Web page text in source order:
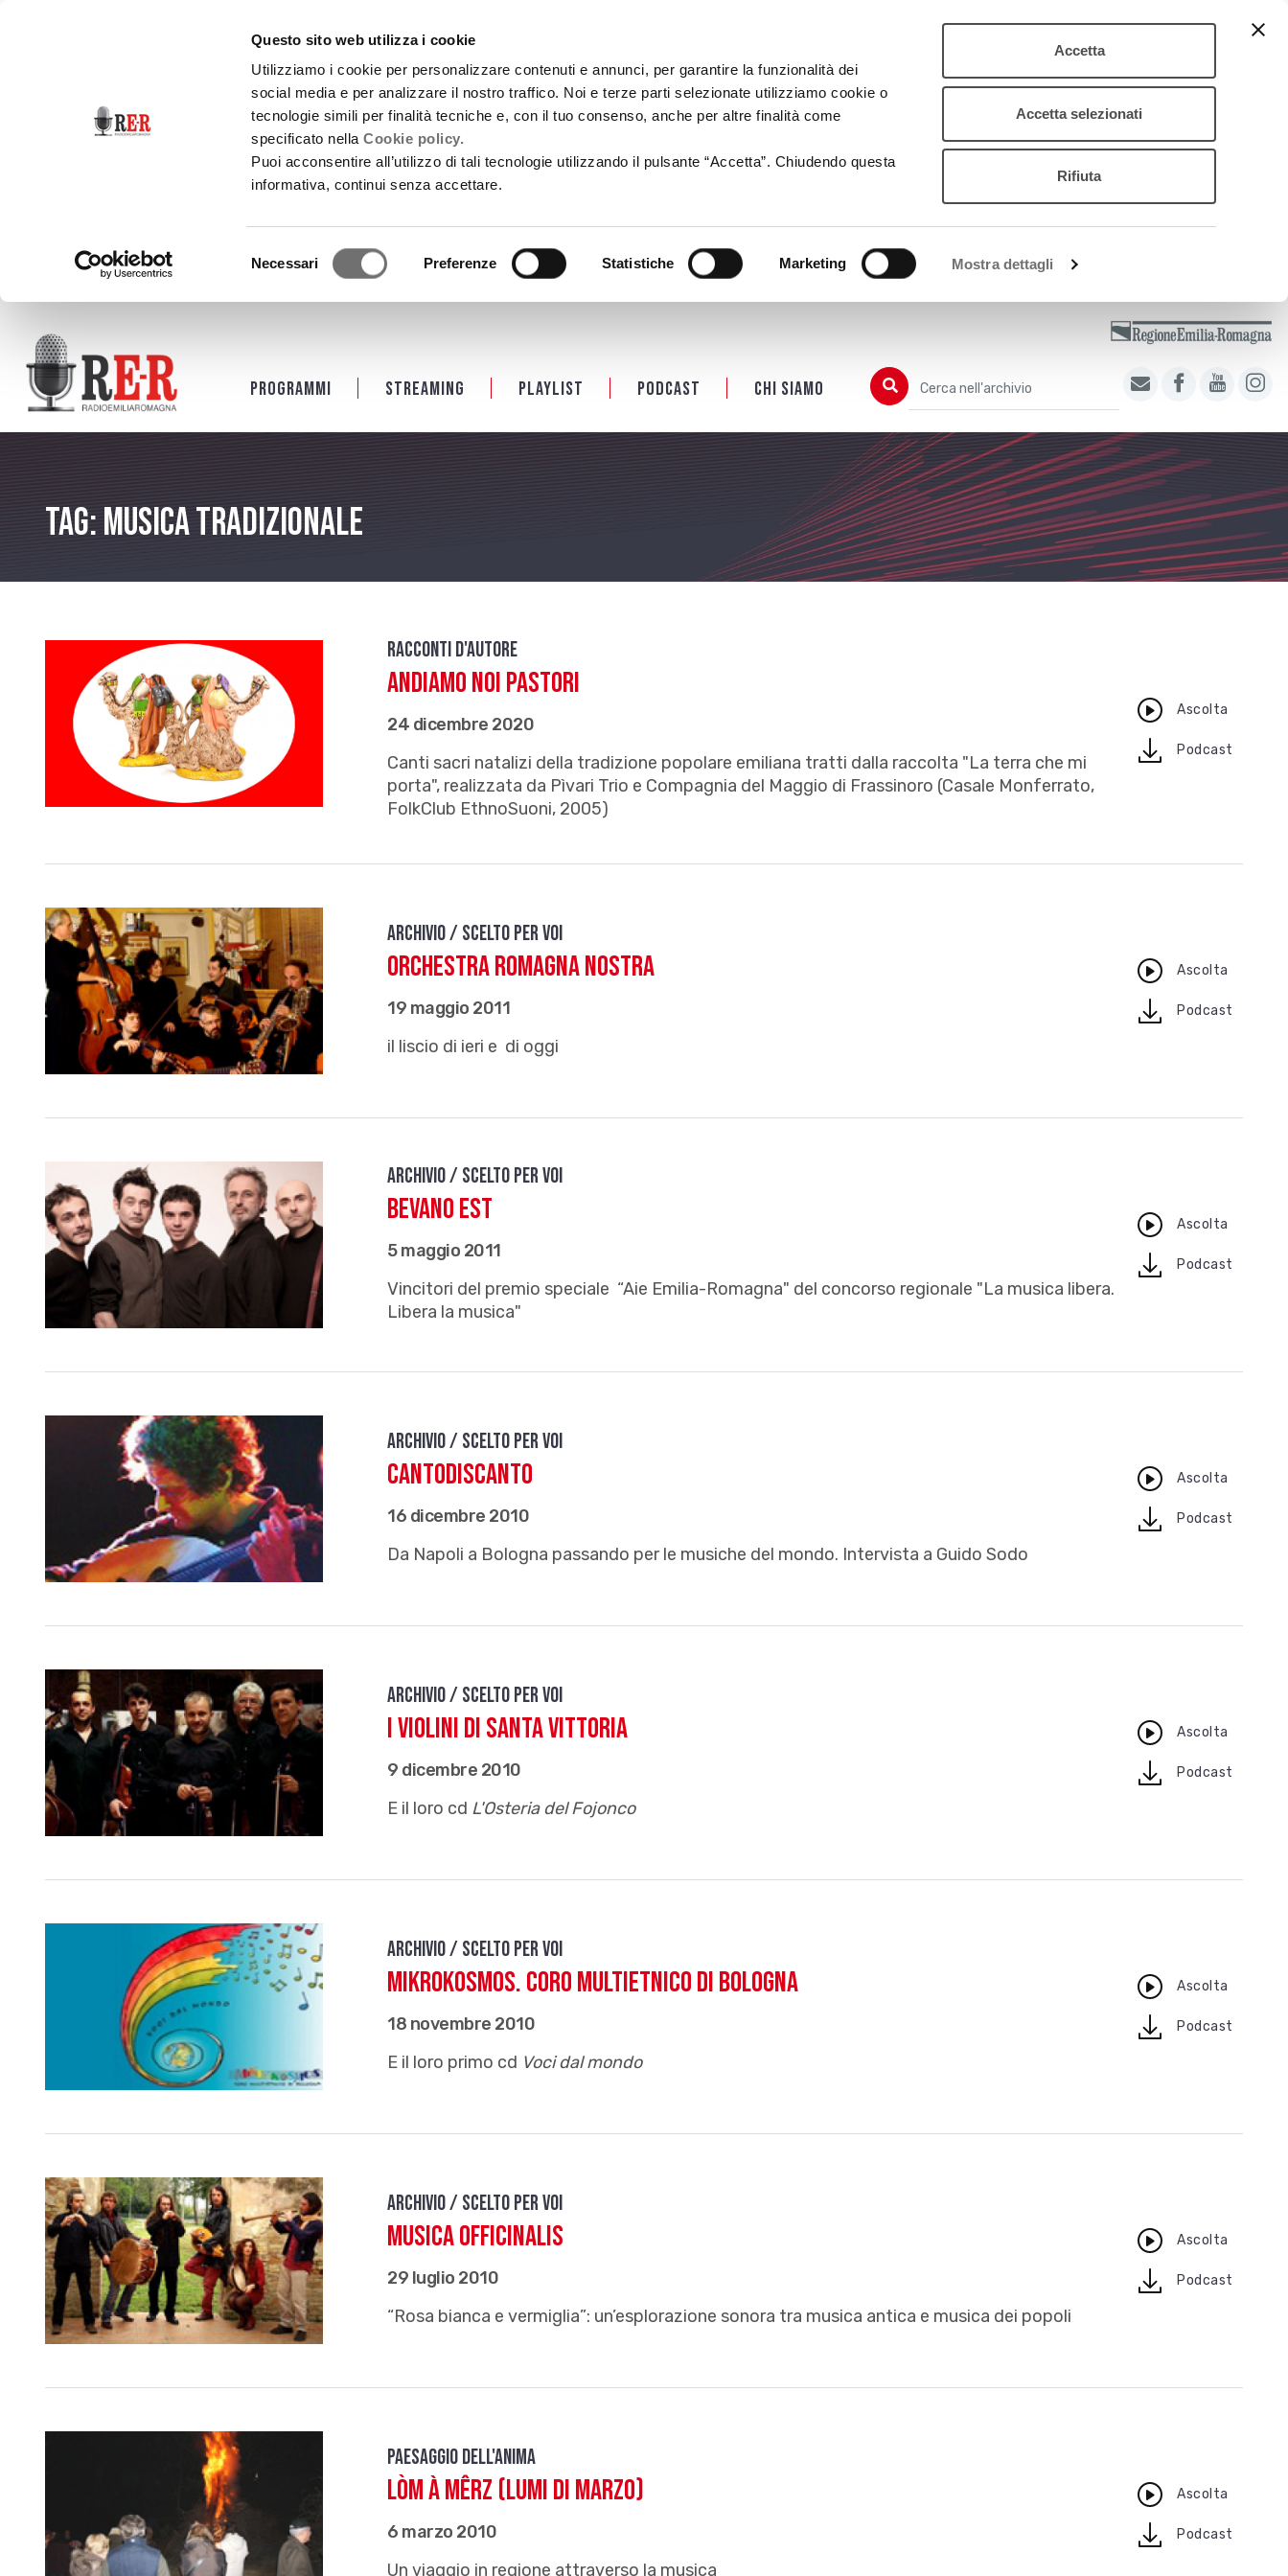
Questo sito web utilizza i cookie
Utilizziamo i cookie per personalizzare contenuti e annunci, per garantire la funzionalità dei
social media e per analizzare il nostro traffico. Noi e terze parti selezionate utilizziamo cookie o
tecnologie simili per finalità tecniche e, con il tuo consenso, anche per altre finalità come
specificato nellaCookie policy.
Puoi acconsentire all’utilizzo di tali tecnologie utilizzando il pulsante “Accetta”. Chiudendo questa
informativa, continui senza accettare.
Necessari Preferenze Statistiche Marketing Mostra dettagli
Accetta
Accetta selezionati
Rifiuta
Programmi Streaming Playlist PODCAST Chi siamo Cerca
Cerca nell'archivio
Tag: musica tradizionale
Racconti d'autore
Andiamo noi pastori
24 dicembre 2020
Canti sacri natalizi della tradizione popolare emiliana tratti dalla raccolta "La terra che mi
porta", realizzata da Pìvari Trio e Compagnia del Maggio di Frassinoro (Casale Monferrato,
FolkClub EthnoSuoni, 2005)
Ascolta
downloadPodcast
Archivio / Scelto per voi
Orchestra Romagna Nostra
19 maggio 2011
il liscio di ieri e di oggi
Ascolta
downloadPodcast
Archivio / Scelto per voi
Bevano Est
5 maggio 2011
Vincitori del premio speciale “Aie Emilia-Romagna" del concorso regionale "La musica libera.
Libera la musica"
Ascolta
downloadPodcast
Archivio / Scelto per voi
Cantodiscanto
16 dicembre 2010
Da Napoli a Bologna passando per le musiche del mondo. Intervista a Guido Sodo
Ascolta
downloadPodcast
Archivio / Scelto per voi
I Violini di Santa Vittoria
9 dicembre 2010
E il loro cd L'Osteria del Fojonco
Ascolta
downloadPodcast
Archivio / Scelto per voi
Mikrokosmos. Coro multietnico di Bologna
18 novembre 2010
E il loro primo cd Voci dal mondo
Ascolta
downloadPodcast
Archivio / Scelto per voi
Musica Officinalis
29 luglio 2010
“Rosa bianca e vermiglia”: un’esplorazione sonora tra musica antica e musica dei popoli
Ascolta
downloadPodcast
Paesaggio dell'anima
Lòm à mêrz (lumi di marzo)
6 marzo 2010
Un viaggio in regione attraverso la musica
Ascolta
downloadPodcast